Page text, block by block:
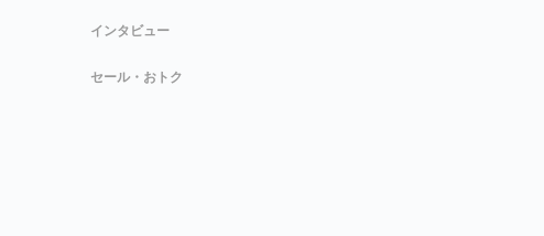
インタビュー
セール・おトク